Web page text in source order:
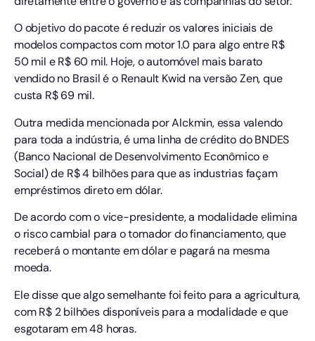
O objetivo do pacote é reduzir os valores iniciais de
modelos compactos com motor 1.0 para algo entre R$
50 mil e R$ 60 mil. Hoje, o automóvel mais barato
vendido no Brasil é o Renault Kwid na versão Zen, que
custa R$ 69 mil.
Outra medida mencionada por Alckmin, essa valendo
para toda a indústria, é uma linha de crédito do BNDES
(Banco Nacional de Desenvolvimento Econômico e
Social) de R$ 4 bilhões para que as industrias façam
empréstimos direto em dólar.
De acordo com o vice-presidente, a modalidade elimina
o risco cambial para o tomador do financiamento, que
receberá o montante em dólar e pagará na mesma
moeda.
Ele disse que algo semelhante foi feito para a agricultura,
com R$ 2 bilhões disponíveis para a modalidade e que
esgotaram em 48 horas.